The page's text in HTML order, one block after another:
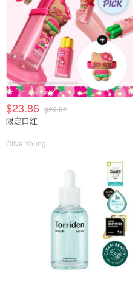
$23.86 $29.82
限定口红
Olive Young